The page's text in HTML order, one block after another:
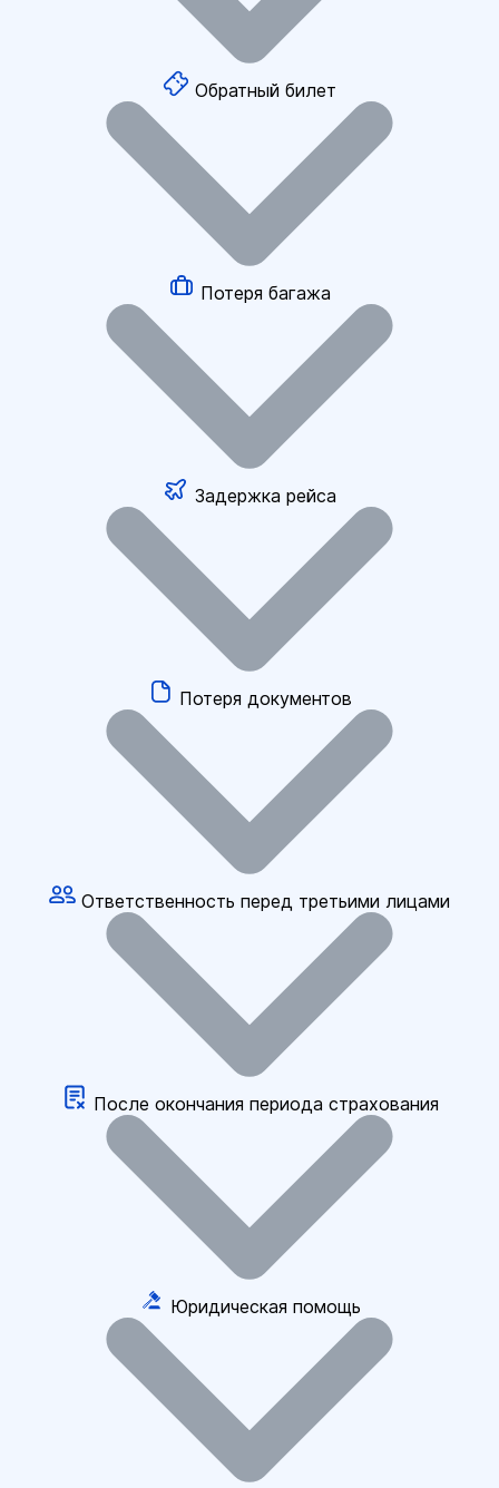
Обратный билет
Потеря багажа
Задержка рейса
Потеря документов
Ответственность перед третьими лицами
После окончания периода страхования
Юридическая помощь